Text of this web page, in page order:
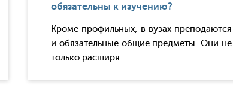
обязательны к изучению?
Кроме профильных, в вузах преподаются
и обязательные общие предметы. Они не
только расширя ...